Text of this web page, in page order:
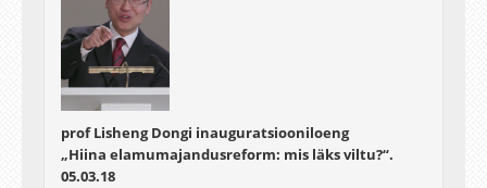
prof Lisheng Dongi inauguratsiooniloeng
„Hiina elamumajandusreform: mis läks viltu?“.
05.03.18